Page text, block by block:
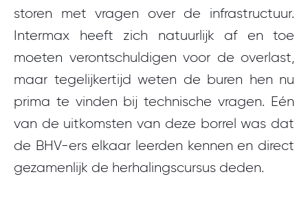
storen met vragen over de infrastructuur.
Intermax heeft zich natuurlijk af en toe
moeten verontschuldigen voor de overlast,
maar tegelijkertijd weten de buren hen nu
prima te vinden bij technische vragen. Eén
van de uitkomsten van deze borrel was dat
de BHV-ers elkaar leerden kennen en direct
gezamenlijk de herhalingscursus deden.